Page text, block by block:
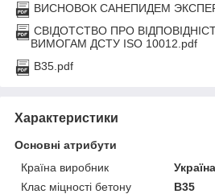
ВИСНОВОК САНЕПИДЕМ
СВІДОТСТВО ПРО
ВИМОГАМ ДСТУ ISO 10012.pdf
В35.pdf
Характеристики
Основні атрибути
Країна виробник
Україна
Клас міцності бетону
В35